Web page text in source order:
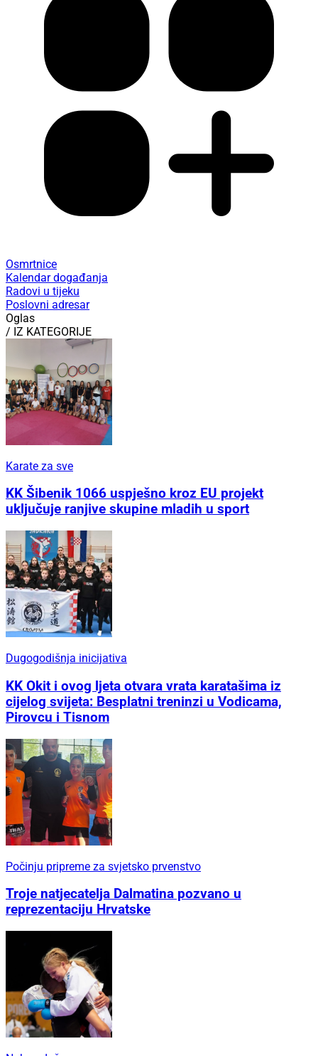
Osmrtnice
Kalendar događanja
Radovi u tijeku
Poslovni adresar
Oglas
/ IZ KATEGORIJE
Karate za sve
KK Šibenik 1066 uspješno kroz EU projekt
uključuje ranjive skupine mladih u sport
Dugogodišnja inicijativa
KK Okit i ovog ljeta otvara vrata karatašima iz
cijelog svijeta: Besplatni treninzi u Vodicama,
Pirovcu i Tisnom
Počinju pripreme za svjetsko prvenstvo
Troje natjecatelja Dalmatina pozvano u
reprezentaciju Hrvatske